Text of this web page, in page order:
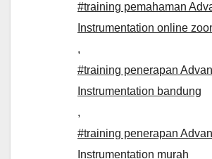
#training pemahaman
Instrumentation online
,
#training penerapan
Instrumentation bandung
,
#training penerapan
Instrumentation murah